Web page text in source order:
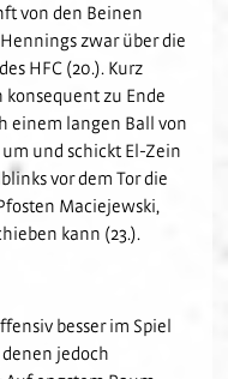
von den Beinen
zwar über die
HFC (20.). Kurz
konsequent zu Ende
einem langen Ball von
und schickt El-Zein
vor dem Tor die
Maciejewski,
kann (23.).
besser im Spiel
jedoch